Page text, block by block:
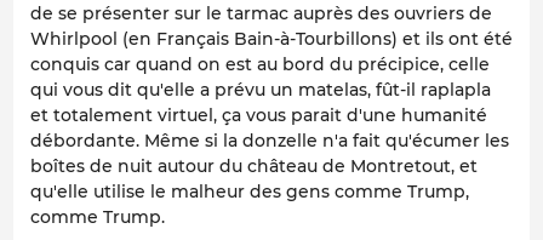
de se présenter sur le tarmac auprès des ouvriers de
Whirlpool (en Français Bain-à-Tourbillons) et ils ont été
conquis car quand on est au bord du précipice, celle
qui vous dit qu'elle a prévu un matelas, fût-il raplapla
et totalement virtuel, ça vous parait d'une humanité
débordante. Même si la donzelle n'a fait qu'écumer les
boîtes de nuit autour du château de Montretout, et
qu'elle utilise le malheur des gens comme Trump,
comme Trump.